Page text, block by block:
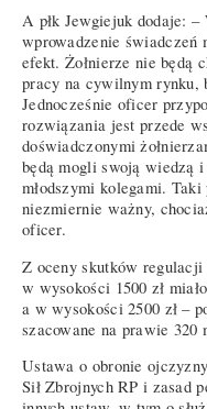
A płk Jewgiejuk dodaje:
wprowadzenie świadczeń
efekt. Żołnierze nie będą
pracy na cywilnym rynku,
Jednocześnie oficer
rozwiązania jest przede
doświadczonymi
będą mogli swoją wiedzą
młodszymi kolegami.
niezmiernie ważny,
oficer.
Z oceny skutków
w wysokości 1500 zł
a w wysokości 2500 zł –
szacowane na prawie 320
Ustawa o obronie
Sił Zbrojnych RP i zasad